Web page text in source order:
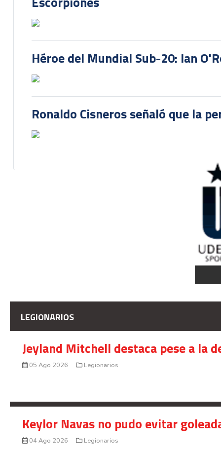
Héroe del Mundial Sub-20: Ian
Ronaldo Cisneros señaló que la
LEGIONARIOS
Jeyland Mitchell destaca pese a la
05 Ago 2026 Legionarios
Keylor Navas no pudo evitar
04 Ago 2026 Legionarios